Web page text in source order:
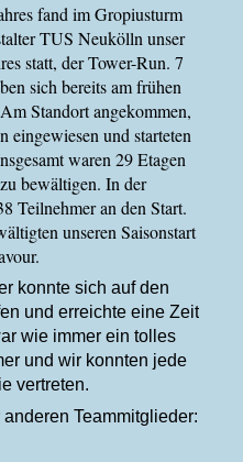
fand im Gropiusturm
TUS Neukölln unser
statt, der Tower-Run. 7
sich bereits am frühen
Standort angekommen,
eingewiesen und starteten
waren 29 Etagen
bewältigen. In der
Teilnehmer an den Start.
unseren Saisonstart
konnte sich auf den
und erreichte eine Zeit
wie immer ein tolles
und wir konnten jede
vertreten.
Teammitglieder: